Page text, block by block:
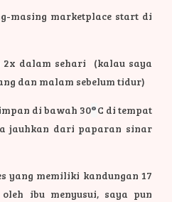
masing marketplace start di
dalam sehari (kalau saya
dan malam sebelum tidur)
di bawah 30°C di tempat
jauhkan dari paparan sinar
yang memiliki kandungan 17
ibu menyusui, saya pun